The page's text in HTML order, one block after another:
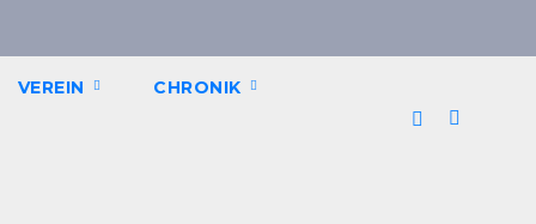
VEREIN CHRONIK